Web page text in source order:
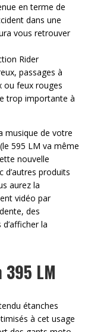
en terme de
dans une
vous retrouver
Rider
passages à
ou feux rouges
trop importante à
musique de votre
595 LM va même
nouvelle
d’autres produits
aurez la
vidéo par
des
la
395 LM
étanches
à cet usage